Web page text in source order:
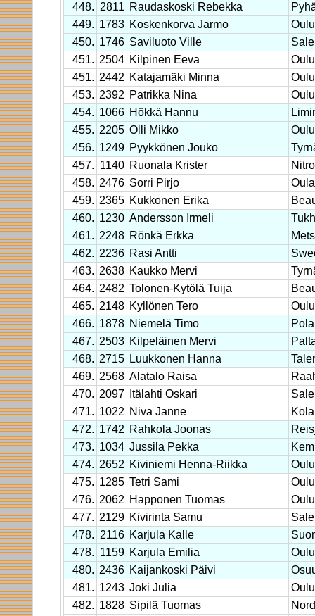
448. 2811 Raudaskoski Rebekka
449. 1783 Koskenkorva Jarmo
Oulu
450. 1746 Saviluoto Ville
451. 2504 Kilpinen Eeva
Oulu
451. 2442 Katajamäki Minna
Oulu
453. 2392 Patrikka Nina
Oulu
454. 1066 Hökkä Hannu
455. 2205 Olli Mikko
Oulu
456. 1249 Pyykkönen Jouko
457. 1140 Ruonala Krister
458. 2476 Sorri Pirjo
459. 2365 Kukkonen Erika
460. 1230 Andersson Irmeli
461. 2248 Rönkä Erkka
462. 2236 Rasi Antti
463. 2638 Kaukko Mervi
464. 2482 Tolonen-Kytölä Tuija
465. 2148 Kyllönen Tero
Oulu
466. 1878 Niemelä Timo
467. 2503 Kilpeläinen Mervi
468. 2715 Luukkonen Hanna
469. 2568 Alatalo Raisa
470. 2097 Itälahti Oskari
471. 1022 Niva Janne
472. 1742 Rahkola Joonas
473. 1034 Jussila Pekka
474. 2652 Kiviniemi Henna-Riikka
475. 1285 Tetri Sami
Oulu
476. 2062 Happonen Tuomas
477. 2129 Kivirinta Samu
478. 2116 Karjula Kalle
478. 1159 Karjula Emilia
Oulu
480. 2436 Kaijankoski Päivi
481. 1243 Joki Julia
Oulu
482. 1828 Sipilä Tuomas